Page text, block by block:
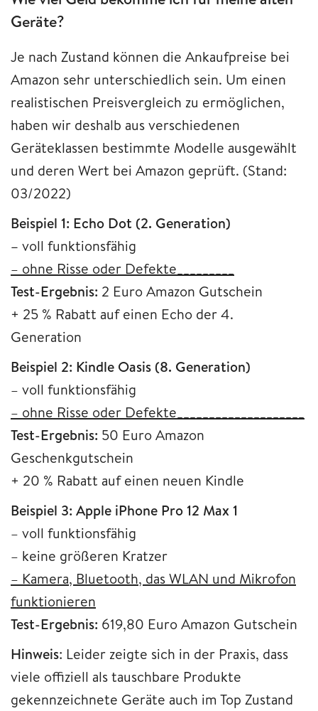
Geräte?
Je nach Zustand können die Ankaufpreise bei
Amazon sehr unterschiedlich sein. Um einen
realistischen Preisvergleich zu ermöglichen,
haben wir deshalb aus verschiedenen
Geräteklassen bestimmte Modelle ausgewählt
und deren Wert bei Amazon geprüft. (Stand:
03/2022)
Beispiel 1: Echo Dot (2. Generation)
– voll funktionsfähig
– ohne Risse oder Defekte_________
Test-Ergebnis: 2 Euro Amazon Gutschein
+ 25 % Rabatt auf einen Echo der 4.
Generation
Beispiel 2: Kindle Oasis (8. Generation)
– voll funktionsfähig
– ohne Risse oder Defekte____________________
Test-Ergebnis: 50 Euro Amazon
Geschenkgutschein
+ 20 % Rabatt auf einen neuen Kindle
Beispiel 3: Apple iPhone Pro 12 Max 1
– voll funktionsfähig
– keine größeren Kratzer
– Kamera, Bluetooth, das WLAN und Mikrofon
funktionieren
Test-Ergebnis: 619,80 Euro Amazon Gutschein
Hinweis: Leider zeigte sich in der Praxis, dass
viele offiziell als tauschbare Produkte
gekennzeichnete Geräte auch im Top Zustand